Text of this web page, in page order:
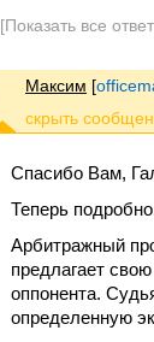
[Показать все
Максим [
Спасибо Вам,
Теперь
Арбитражный
предлагает
оппонента.
определенную